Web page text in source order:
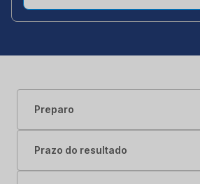
Preparo
Prazo do resultado